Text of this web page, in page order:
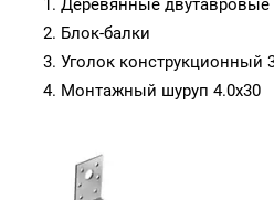
Деревянные
Блок-балки
Уголок конструкционный
Монтажный шуруп 4.0х30